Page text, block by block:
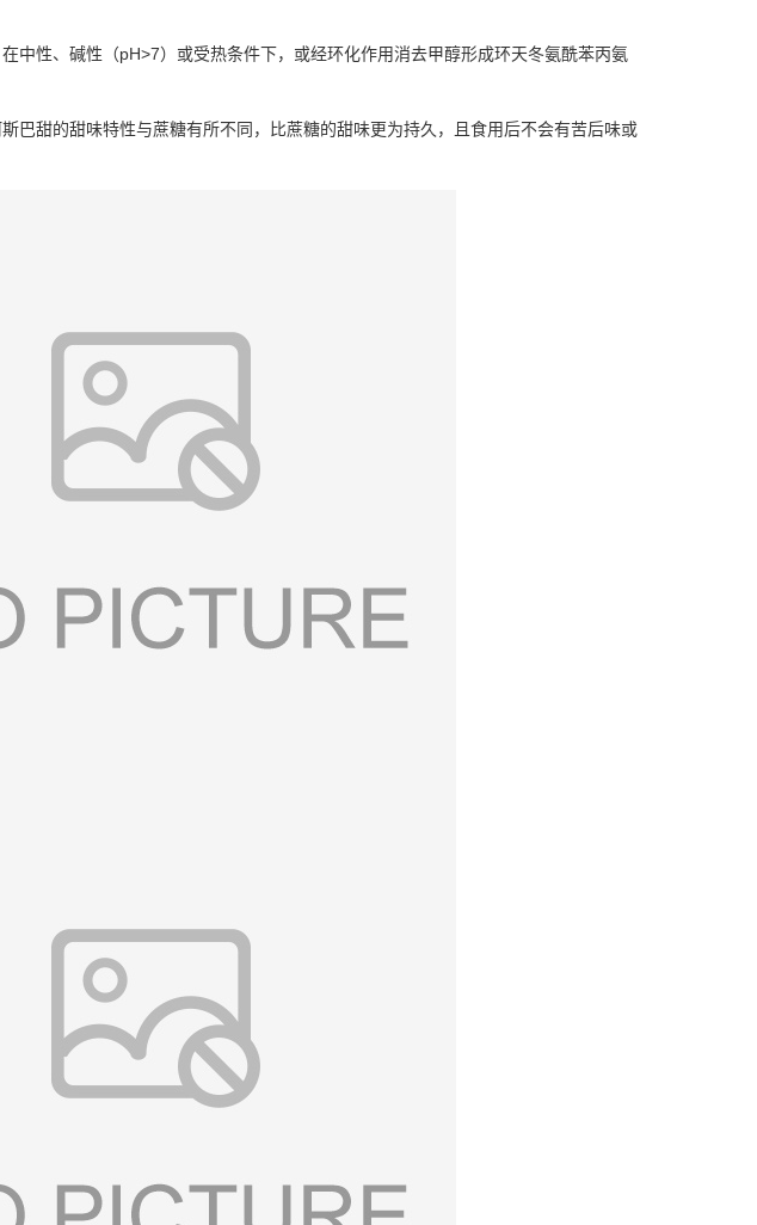
中性、碱性（pH>7）或受热条件下，或经环化作用消去甲醇形成环天冬氨酰苯丙氨
巴甜的甜味特性与蔗糖有所不同，比蔗糖的甜味更为持久，且食用后不会有苦后味或